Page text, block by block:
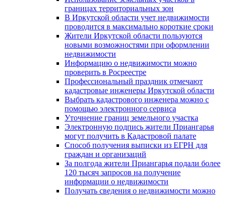
границах территориальных зон
В Иркутской области учет недвижимости
проводится в максимально короткие сроки
Жители Иркутской области пользуются
новыми возможностями при оформлении
недвижимости
Информацию о недвижимости можно
проверить в Росреестре
Профессиональный праздник отмечают
кадастровые инженеры Иркутской области
Выбрать кадастрового инженера можно с
помощью электронного сервиса
Уточнение границ земельного участка
Электронную подпись жители Приангарья
могут получить в Кадастровой палате
Способ получения выписки из ЕГРН для
граждан и организаций
За полгода жители Приангарья подали более
120 тысяч запросов на получение
информации о недвижимости
Получать сведения о недвижимости можно